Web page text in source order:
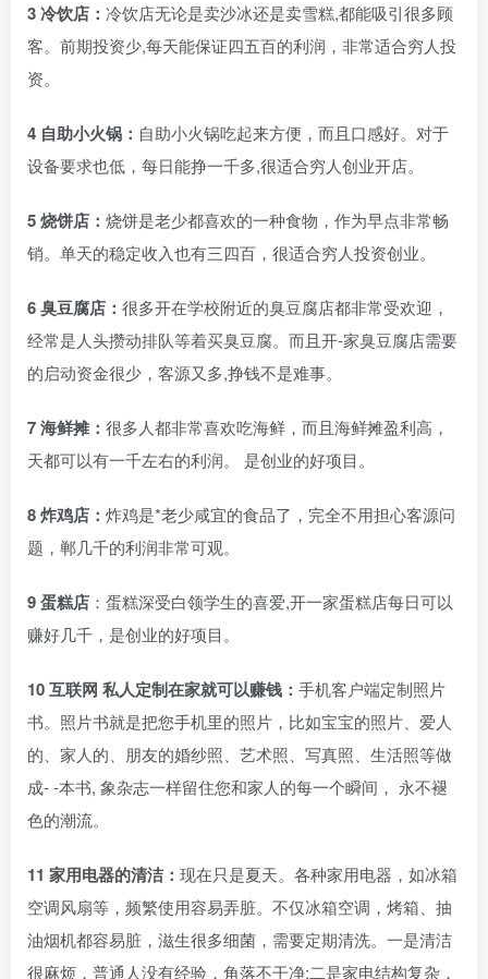
3 冷饮店： 冷饮店无论是卖沙冰还是卖雪糕,都能吸引很多顾
客。前期投资少,每天能保证四五百的利润，非常适合穷人投
资。
4 自助小火锅： 自助小火锅吃起来方便，而且口感好。对于
设备要求也低，每日能挣一千多,很适合穷人创业开店。
5 烧饼店： 烧饼是老少都喜欢的一种食物，作为早点非常畅
销。单天的稳定收入也有三四百，很适合穷人投资创业。
6 臭豆腐店： 很多开在学校附近的臭豆腐店都非常受欢迎，
经常是人头攒动排队等着买臭豆腐。而且开-家臭豆腐店需要
的启动资金很少，客源又多,挣钱不是难事。
7 海鲜摊： 很多人都非常喜欢吃海鲜，而且海鲜摊盈利高，
天都可以有一千左右的利润。 是创业的好项目。
8 炸鸡店： 炸鸡是*老少咸宜的食品了，完全不用担心客源问
题，郸几千的利润非常可观。
9 蛋糕店 ：蛋糕深受白领学生的喜爱,开一家蛋糕店每日可以
赚好几千，是创业的好项目。
10 互联网 私人定制在家就可以赚钱： 手机客户端定制照片
书。照片书就是把您手机里的照片，比如宝宝的照片、爱人
的、家人的、朋友的婚纱照、艺术照、写真照、生活照等做
成- -本书, 象杂志一样留住您和家人的每一个瞬间， 永不褪
色的潮流。
11 家用电器的清洁： 现在只是夏天。各种家用电器，如冰箱
空调风扇等，频繁使用容易弄脏。不仅冰箱空调，烤箱、抽
油烟机都容易脏，滋生很多细菌，需要定期清洗。一是清洁
很麻烦，普通人没有经验，角落不干净;二是家电结构复杂，